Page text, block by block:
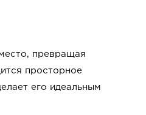
превращая
просторное
его идеальным